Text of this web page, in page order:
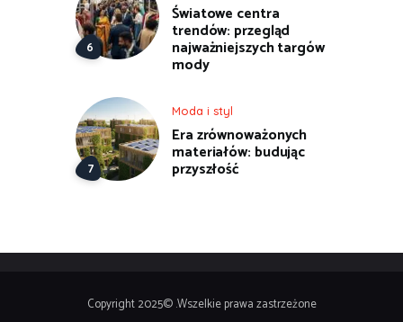
Światowe centra
trendów: przegląd
najważniejszych targów
mody
Moda i styl
Era zrównoważonych
materiałów: budując
przyszłość
Copyright 2025© .Wszelkie prawa zastrzeżone